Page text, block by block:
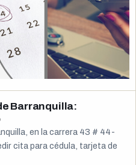
Barranquilla:
en la carrera 43 # 44-
cita para cédula, tarjeta de